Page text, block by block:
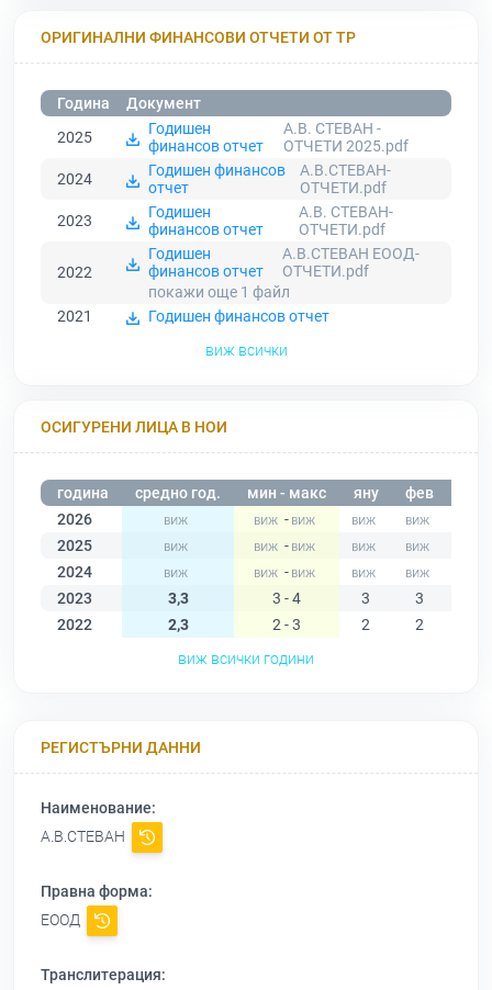
ОРИГИНАЛНИ ФИНАНСОВИ ОТЧЕТИ ОТ ТР
Година
Документ
2025
Годишен
финансов отчет
А.В. СТЕВАН -
ОТЧЕТИ 2025.pdf
2024
Годишен финансов
отчет
А.В.СТЕВАН-
ОТЧЕТИ.pdf
2023
Годишен
финансов отчет
А.В. СТЕВАН-
ОТЧЕТИ.pdf
2022
Годишен
финансов отчет
А.В.СТЕВАН ЕООД-
ОТЧЕТИ.pdf
покажи още 1 файл
2021
Годишен финансов отчет
виж всички
ОСИГУРЕНИ ЛИЦА В НОИ
година средно год. мин - макс яну фев
2026
-
2025
-
2024
-
2023
3,3 3 - 4 3 3
2022
2,3 2 - 3 2 2
виж всички години
РЕГИСТЪРНИ ДАННИ
Наименование:
А.В.СТЕВАН
Правна форма:
ЕООД
Транслитерация: